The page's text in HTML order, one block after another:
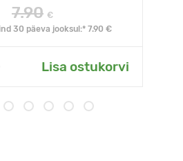
7.90 €
30 päeva jooksul:* 7.90 €
Lisa ostukorvi